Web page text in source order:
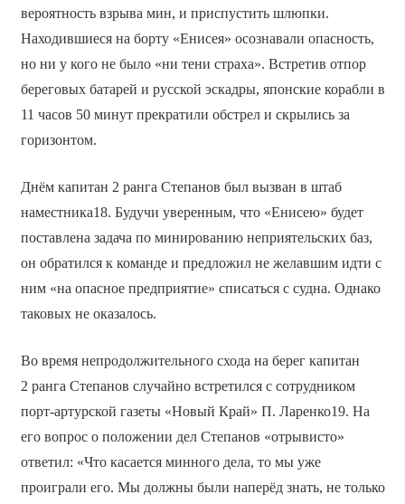
вероятность взрыва мин, и приспустить шлюпки.
Находившиеся на борту «Енисея» осознавали опасность,
но ни у кого не было «ни тени страха». Встретив отпор
береговых батарей и русской эскадры, японские корабли в
11 часов 50 минут прекратили обстрел и скрылись за
горизонтом.
Днём капитан 2 ранга Степанов был вызван в штаб
наместника18. Будучи уверенным, что «Енисею» будет
поставлена задача по минированию неприятельских баз,
он обратился к команде и предложил не желавшим идти с
ним «на опасное предприятие» списаться с судна. Однако
таковых не оказалось.
Во время непродолжительного схода на берег капитан
2 ранга Степанов случайно встретился с сотрудником
порт-артурской газеты «Новый Край» П. Ларенко19. На
его вопрос о положении дел Степанов «отрывисто»
ответил: «Что касается минного дела, то мы уже
проиграли его. Мы должны были наперёд знать, не только